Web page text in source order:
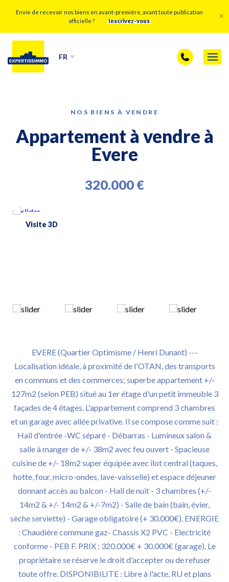
Envie de recevoir nos biens en avant-première, avant toute publication
officielle ?
Inscrivez-vous
FR
NOS BIENS À VENDRE
Appartement à vendre à
Evere
320.000 €
Visite 3D
EVERE (Quartier Optimisme / Henri Dunant) ---
Localisation idéale, à proximité de l'OTAN, des transports
en communs et des commerces; superbe appartement +/-
127m2 (selon PEB) situé au 1er étage d'un petit immeuble 3
façades de 4 étages. L'appartement comprend 3 chambres
et un garage avec allée privative. Il se compose comme suit :
Hall d'entrée -WC séparé - Débarras - Lumineux salon &
salle à manger de +/- 38m2 avec feu ouvert - Spacieuse
cuisine de +/- 18m2 super équipée avec îlot central (taques,
hotte, four, micro-ondes, lave-vaisselle) et espace déjeuner
donnant accès au balcon - Hall de nuit - 3 chambres (+/-
14m2 & +/- 14m2 & +/-7m2) - Salle de bain (bain, évier,
sèche serviette) - Garage obligatoire (+ 30.000€). ENERGIE
: Chaudière commune gaz- Chassis X2 PVC - Electricité
conforme - PEB F. PRIX : 320.000€ + 30.000€ (garage). Le
propriétaire se réserve le droit d'accepter ou de refuser
toute offre. DISPONIBILITE : Libre à l'acte. RU et plans